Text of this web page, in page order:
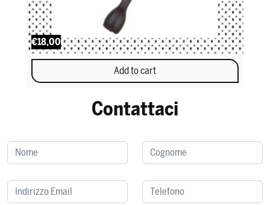
€18,00
Add to cart
Contattaci